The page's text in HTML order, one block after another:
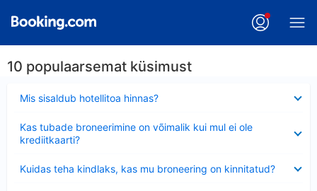
10 populaarsemat küsimust
Mis sisaldub hotellitoa hinnas?
Kas tubade broneerimine on võimalik kui mul ei ole
krediitkaarti?
Kuidas teha kindlaks, kas mu broneering on kinnitatud?